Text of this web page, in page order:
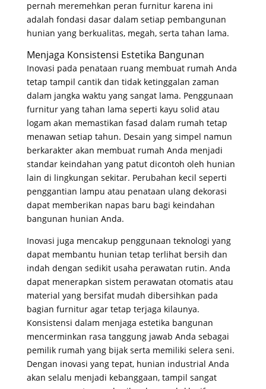
pernah meremehkan peran furnitur karena ini
adalah fondasi dasar dalam setiap pembangunan
hunian yang berkualitas, megah, serta tahan lama.
Menjaga Konsistensi Estetika Bangunan
Inovasi pada penataan ruang membuat rumah Anda
tetap tampil cantik dan tidak ketinggalan zaman
dalam jangka waktu yang sangat lama. Penggunaan
furnitur yang tahan lama seperti kayu solid atau
logam akan memastikan fasad dalam rumah tetap
menawan setiap tahun. Desain yang simpel namun
berkarakter akan membuat rumah Anda menjadi
standar keindahan yang patut dicontoh oleh hunian
lain di lingkungan sekitar. Perubahan kecil seperti
penggantian lampu atau penataan ulang dekorasi
dapat memberikan napas baru bagi keindahan
bangunan hunian Anda.
Inovasi juga mencakup penggunaan teknologi yang
dapat membantu hunian tetap terlihat bersih dan
indah dengan sedikit usaha perawatan rutin. Anda
dapat menerapkan sistem perawatan otomatis atau
material yang bersifat mudah dibersihkan pada
bagian furnitur agar tetap terjaga kilaunya.
Konsistensi dalam menjaga estetika bangunan
mencerminkan rasa tanggung jawab Anda sebagai
pemilik rumah yang bijak serta memiliki selera seni.
Dengan inovasi yang tepat, hunian industrial Anda
akan selalu menjadi kebanggaan, tampil sangat